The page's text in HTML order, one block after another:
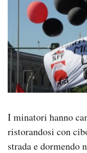
I minatori hanno
ristorandosi con
strada e